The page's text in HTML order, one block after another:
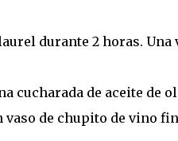
durante 2 horas. Una
cucharada de aceite de
de chupito de vino